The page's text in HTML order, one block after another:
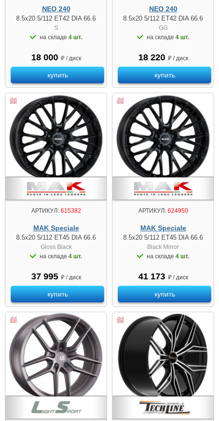
NEO 240
8.5x20 5/112 ET42 DIA 66.6
S
на складе 4 шт.
18 000 ₽ / диск
купить
NEO 240
8.5x20 5/112 ET42 DIA 66.6
GG
на складе 4 шт.
18 220 ₽ / диск
купить
АРТИКУЛ:615382
MAK Speciale
8.5x20 5/112 ET45 DIA 66.6
Gloss Black
на складе 4 шт.
37 995 ₽ / диск
купить
АРТИКУЛ:624950
MAK Speciale
8.5x20 5/112 ET45 DIA 66.6
Black Mirror
на складе 4 шт.
41 173 ₽ / диск
купить